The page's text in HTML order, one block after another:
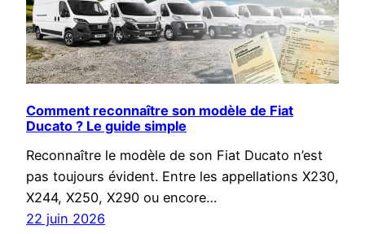
Comment reconnaître son modèle de Fiat
Ducato ? Le guide simple
Reconnaître le modèle de son Fiat Ducato n’est
pas toujours évident. Entre les appellations X230,
X244, X250, X290 ou encore…
22 juin 2026